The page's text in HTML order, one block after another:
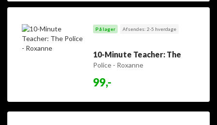
På lager Afsendes: 2-5 hverdage
10-Minute Teacher: The
Police - Roxanne
99,-